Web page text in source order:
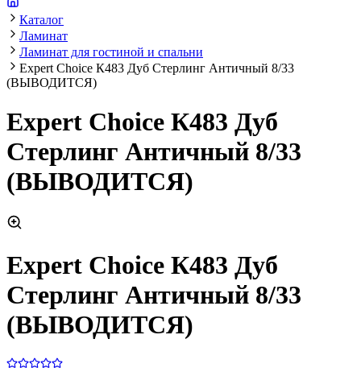
Каталог
Ламинат
Ламинат для гостиной и спальни
Expert Choice К483 Дуб Стерлинг Античный 8/33
(ВЫВОДИТСЯ)
Expert Choice К483 Дуб
Стерлинг Античный 8/33
(ВЫВОДИТСЯ)
Expert Choice К483 Дуб
Стерлинг Античный 8/33
(ВЫВОДИТСЯ)